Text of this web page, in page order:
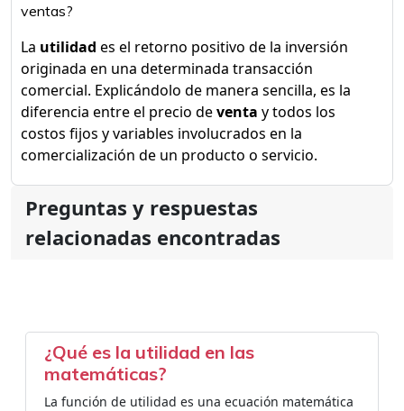
ventas?
La utilidad es el retorno positivo de la inversión
originada en una determinada transacción
comercial. Explicándolo de manera sencilla, es la
diferencia entre el precio deventa y todos los
costos fijos y variables involucrados en la
comercialización de un producto o servicio.
Preguntas y respuestas
relacionadas encontradas
¿Qué es la utilidad en las
matemáticas?
La función de utilidad es una ecuación matemática